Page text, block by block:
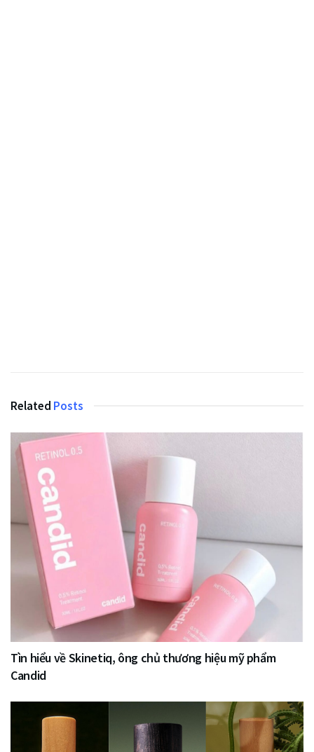
Related Posts
Tìn hiểu về Skinetiq, ông chủ thương hiệu mỹ phẩm
Candid